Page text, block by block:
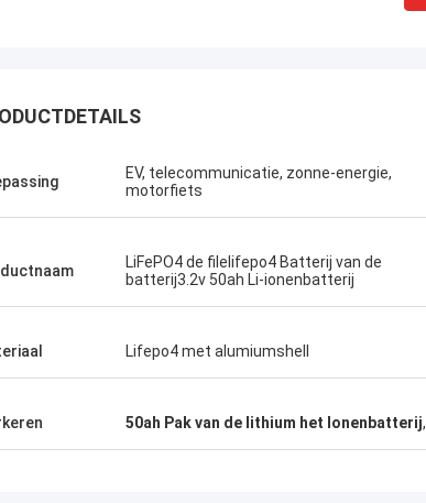
tevreden met producten g-
is de kwaliteit zeer goed en
EV, telecommunicatie, zonne-energie,
motorfiets
LiFePO4 de filelifepo4 Batterij van de
batterij3.2v 50ah Li-ionenbatterij
Lifepo4 met alumiumshell
50ah Pak van de lithium het Ionenbatterij,